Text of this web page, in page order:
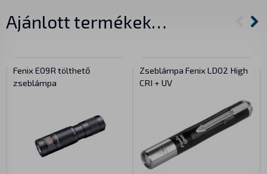
Ajánlott termékek…
Fenix E09R tölthető
zseblámpa
Zseblámpa Fenix LD02 High
CRI + UV